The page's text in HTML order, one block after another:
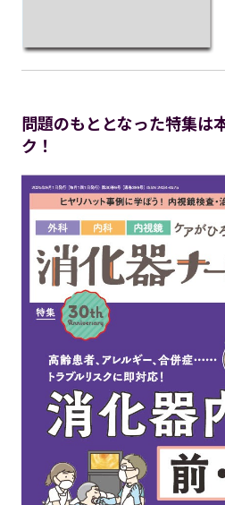
問題のもととなった特集は
ク！